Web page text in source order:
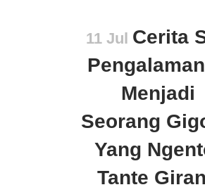
11 Jul Cerita
Menjadi
Seorang
Yang
Tante